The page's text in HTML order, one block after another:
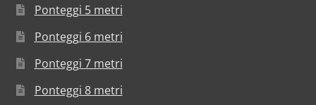
Ponteggi 5 metri
Ponteggi 6 metri
Ponteggi 7 metri
Ponteggi 8 metri